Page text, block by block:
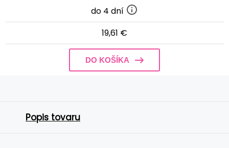
do 4 dní
19,61 €
DO KOŠÍKA
Popis tovaru